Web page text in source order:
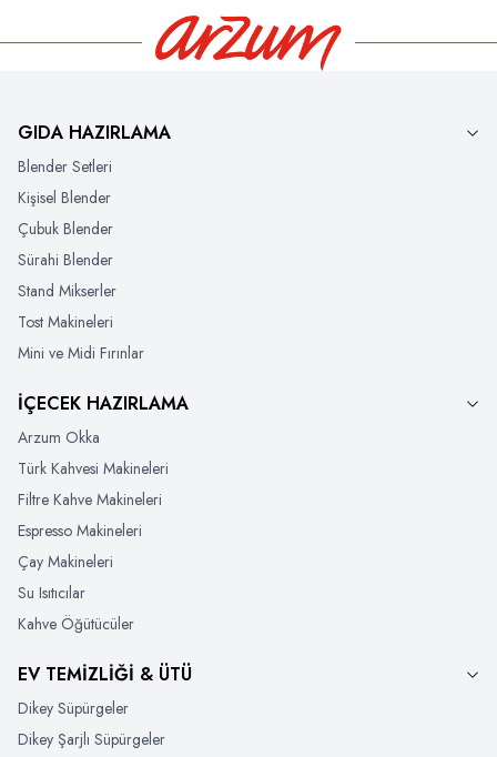
GIDA HAZIRLAMA
Blender Setleri
Kişisel Blender
Çubuk Blender
Sürahi Blender
Stand Mikserler
Tost Makineleri
Mini ve Midi Fırınlar
İÇECEK HAZIRLAMA
Arzum Okka
Türk Kahvesi Makineleri
Filtre Kahve Makineleri
Espresso Makineleri
Çay Makineleri
Su Isıtıcılar
Kahve Öğütücüler
EV TEMİZLİĞİ & ÜTÜ
Dikey Süpürgeler
Dikey Şarjlı Süpürgeler